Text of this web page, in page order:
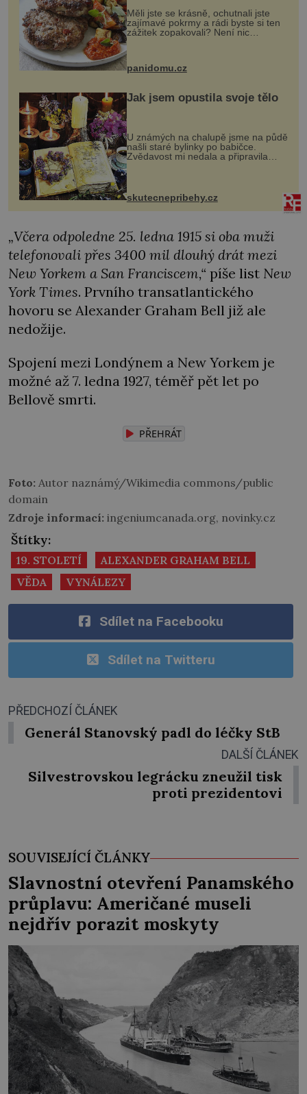
Měli jste se krásně, ochutnali jste
zajímavé pokrmy a rádi byste si ten
zážitek zopakovali? Není nic
snazšího. Pljeskavica (10 porcí)
Možná jste ji ochutnali na dovolené v
bývalé Jugoslávii, lze ji vi...
panidomu.cz
Jak jsem opustila svoje tělo
U známých na chalupě jsme na půdě
našli staré bylinky po babičce.
Zvědavost mi nedala a připravila
jsem si z nich lektvar… Zimní pobyt
na chalupě se pro mě vlastní vinou
změnil v děsivý zážitek, na kt...
skutecnepribehy.cz
„Včera odpoledne 25. ledna 1915 si oba muži
telefonovali přes 3400 mil dlouhý drát mezi
New Yorkem a San Franciscem,“ píše list New
York Times. Prvního transatlantického
hovoru se Alexander Graham Bell již ale
nedožije.
Spojení mezi Londýnem a New Yorkem je
možné až 7. ledna 1927, téměř pět let po
Bellově smrti.
PŘEHRÁT
Foto: Autor naznámý/Wikimedia commons/public
domain
Zdroje informací: ingeniumcanada.org, novinky.cz
Štítky:
19. STOLETÍ
ALEXANDER GRAHAM BELL
VĚDA
VYNÁLEZY
Sdílet na Facebooku
Sdílet na Twitteru
PŘEDCHOZÍ ČLÁNEK
Generál Stanovský padl do léčky StB
DALŠÍ ČLÁNEK
Silvestrovskou legrácku zneužil tisk
proti prezidentovi
SOUVISEJÍCÍ ČLÁNKY
Slavnostní otevření Panamského
průplavu: Američané museli
nejdřív porazit moskyty